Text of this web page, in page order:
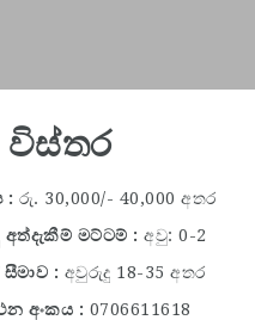
විස්තර
රු. 30,000/- 40,000 අතර
මට්ටම්
අවු: 0-2
අවුරුදු 18-35 අතර
අංකය
0706611618